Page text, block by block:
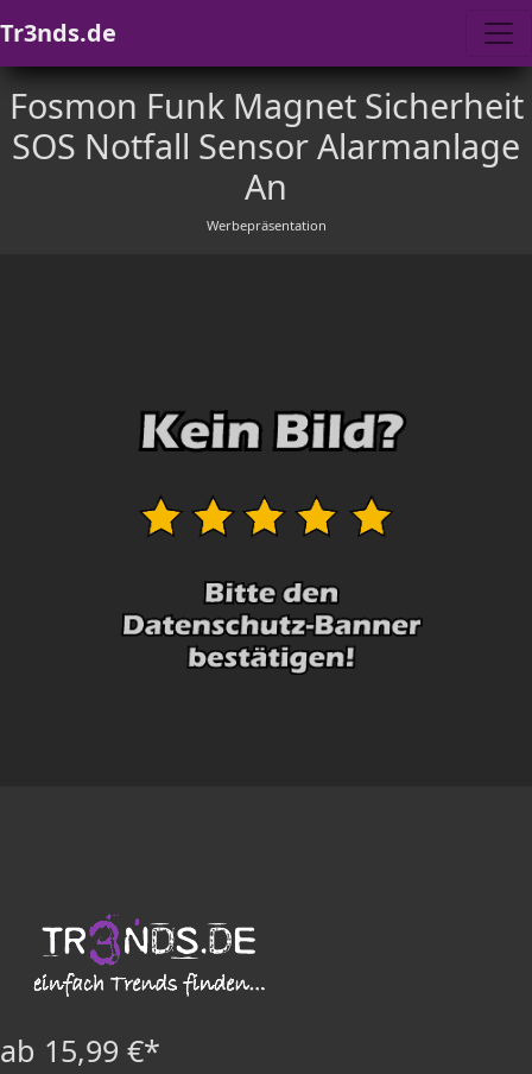
Tr3nds.de
Fosmon Funk Magnet Sicherheit
SOS Notfall Sensor Alarmanlage
An
Werbepräsentation
ab 15,99 €*